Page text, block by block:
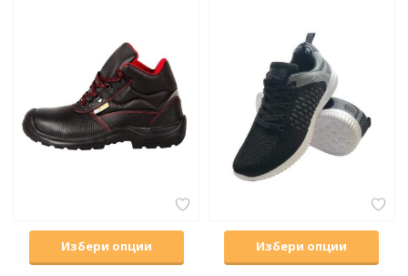
Избери опции Избери опции